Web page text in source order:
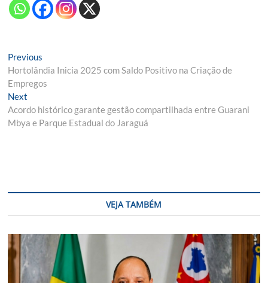
Navegação
de
Post
Previous
post:
Hortolândia Inicia 2025 com Saldo Positivo na Criação de
Empregos
Next
post:
Acordo histórico garante gestão compartilhada entre Guarani
Mbya e Parque Estadual do Jaraguá
VEJA TAMBÉM